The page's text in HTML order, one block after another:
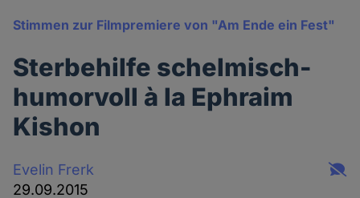
Stimmen zur Filmpremiere von "Am Ende ein Fest"
Sterbehilfe schelmisch-
humorvoll à la Ephraim
Kishon
Evelin Frerk
29.09.2015